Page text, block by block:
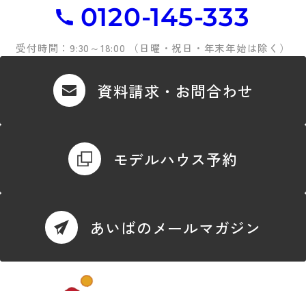
0120-145-333
受付時間：9:30～18:00 （日曜・祝日・年末年始は除く）
資料請求・お問合わせ
モデルハウス予約
あいばのメールマガジン